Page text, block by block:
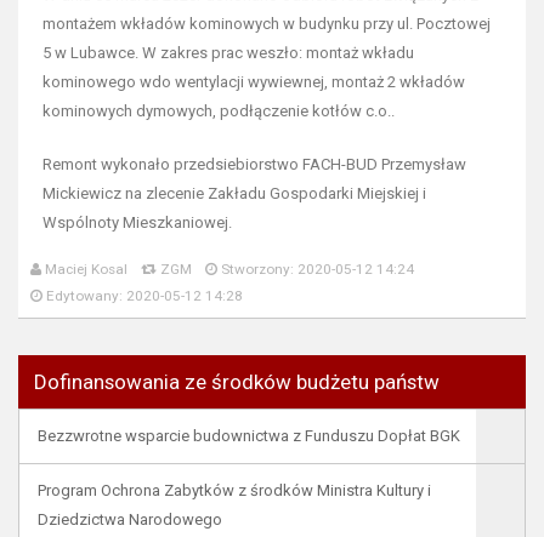
montażem wkładów kominowych w budynku przy ul. Pocztowej
5 w Lubawce. W zakres prac weszło: montaż wkładu
kominowego wdo wentylacji wywiewnej, montaż 2 wkładów
kominowych dymowych, podłączenie kotłów c.o..
Remont wykonało przedsiebiorstwo FACH-BUD Przemysław
Mickiewicz na zlecenie Zakładu Gospodarki Miejskiej i
Wspólnoty Mieszkaniowej.
Maciej Kosal ZGM
Stworzony: 2020-05-12 14:24
Edytowany: 2020-05-12 14:28
Dofinansowania ze środków budżetu państw
Bezzwrotne wsparcie budownictwa z Funduszu Dopłat BGK
Program Ochrona Zabytków z środków Ministra Kultury i
Dziedzictwa Narodowego